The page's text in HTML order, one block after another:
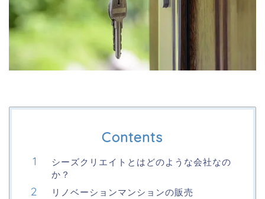
Contents
シーズクリエイトとはどのような会社なの
か？
リノベーションマンションの販売